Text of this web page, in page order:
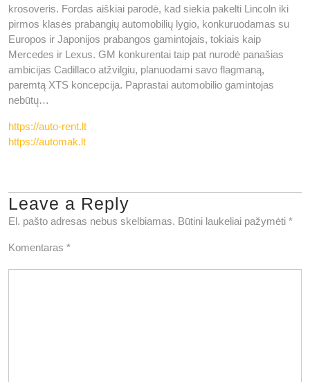
krosoveris. Fordas aiškiai parodė, kad siekia pakelti Lincoln iki
pirmos klasės prabangių automobilių lygio, konkuruodamas su
Europos ir Japonijos prabangos gamintojais, tokiais kaip
Mercedes ir Lexus. GM konkurentai taip pat nurodė panašias
ambicijas Cadillaco atžvilgiu, planuodami savo flagmaną,
paremtą XTS koncepcija. Paprastai automobilio gamintojas
nebūtų…
https://auto-rent.lt
https://automak.lt
Leave a Reply
El. pašto adresas nebus skelbiamas. Būtini laukeliai pažymėti *
Komentaras *